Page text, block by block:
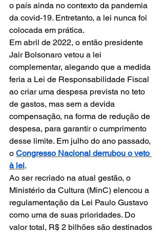
o país ainda no contexto da pandemia
da covid-19. Entretanto, a lei nunca foi
colocada em prática.
Em abril de 2022, o então presidente
Jair Bolsonaro vetou a lei
complementar, alegando que a medida
feria a Lei de Responsabilidade Fiscal
ao criar uma despesa prevista no teto
de gastos, mas sem a devida
compensação, na forma de redução de
despesa, para garantir o cumprimento
desse limite. Em julho do ano passado,
o Congresso Nacional derrubou o veto
à lei.
Ao ser recriado na atual gestão, o
Ministério da Cultura (MinC) elencou a
regulamentação da Lei Paulo Gustavo
como uma de suas prioridades. Do
valor total, R$ 2 bilhões são destinados